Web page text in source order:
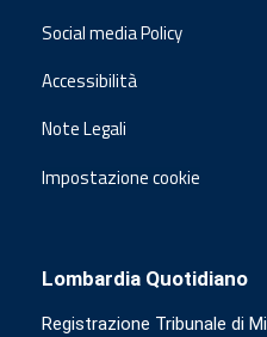
Social media Policy
Accessibilità
Note Legali
Impostazione cookie
Lombardia Quotidiano
Registrazione Tribunale di